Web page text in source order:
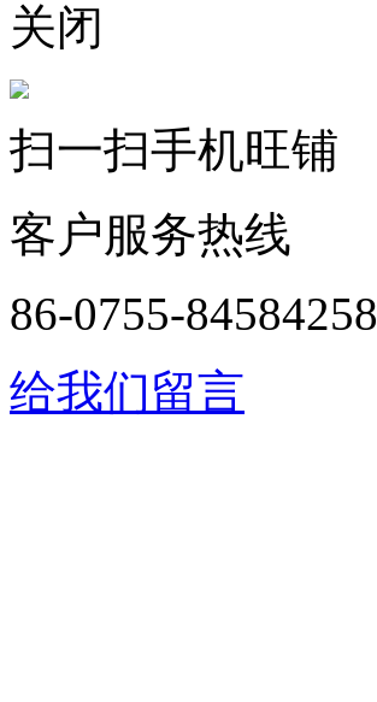
关闭
扫一扫手机旺铺
客户服务热线
86-0755-84584258
给我们留言